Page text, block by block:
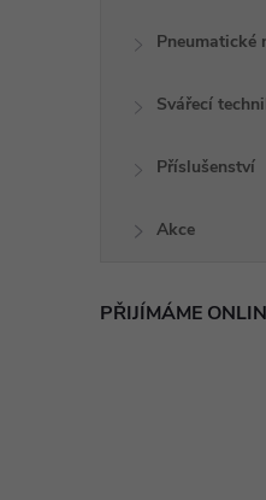
Pneumatické
Svářecí
Příslušenství
Akce
PŘIJÍMÁME